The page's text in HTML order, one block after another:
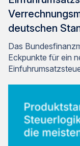
deutschen
Das
Eckpunkte für ein